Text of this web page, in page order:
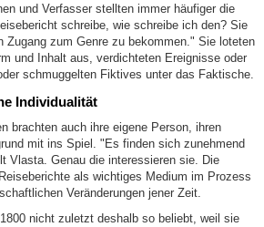
und Verfasser stellten immer häufiger die
schreibe, wie schreibe ich den? Sie
Zugang zum Genre zu bekommen." Sie loteten
und Inhalt aus, verdichteten Ereignisse oder
schmuggelten Fiktives unter das Faktische.
Individualität
brachten auch ihre eigene Person, ihren
mit ins Spiel. "Es finden sich zunehmend
Vlasta. Genau die interessieren sie. Die
als wichtiges Medium im Prozess
Veränderungen jener Zeit.
nicht zuletzt deshalb so beliebt, weil sie